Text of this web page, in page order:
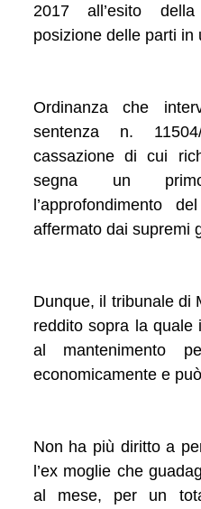
2017 all’esito
posizione delle parti in
Ordinanza che
sentenza n.
cassazione di cui
segna un
l’approfondimento
affermato dai supremi
Dunque, il tribunale di
reddito sopra la
al mantenimento
economicamente e
Non ha più diritto a
l’ex moglie che
al mese, per un